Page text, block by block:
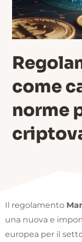
come
norme
Il regolamento
una nuova e
europea per il